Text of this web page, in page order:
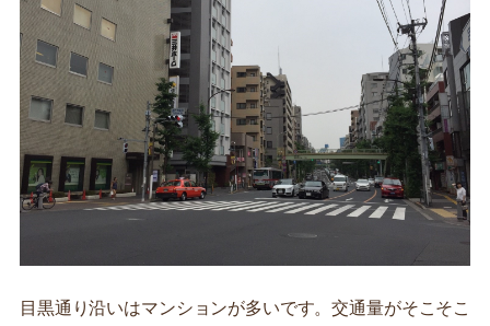
目黒通り沿いはマンションが多いです。交通量がそこそこ